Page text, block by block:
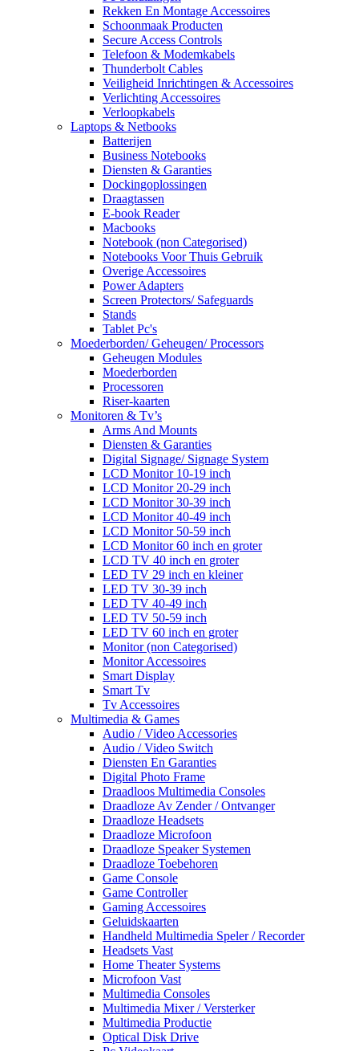
Rekken En Montage Accessoires
Schoonmaak Producten
Secure Access Controls
Telefoon & Modemkabels
Thunderbolt Cables
Veiligheid Inrichtingen & Accessoires
Verlichting Accessoires
Verloopkabels
Laptops & Netbooks
Batterijen
Business Notebooks
Diensten & Garanties
Dockingoplossingen
Draagtassen
E-book Reader
Macbooks
Notebook (non Categorised)
Notebooks Voor Thuis Gebruik
Overige Accessoires
Power Adapters
Screen Protectors/ Safeguards
Stands
Tablet Pc's
Moederborden/ Geheugen/ Processors
Geheugen Modules
Moederborden
Processoren
Riser-kaarten
Monitoren & Tv’s
Arms And Mounts
Diensten & Garanties
Digital Signage/ Signage System
LCD Monitor 10-19 inch
LCD Monitor 20-29 inch
LCD Monitor 30-39 inch
LCD Monitor 40-49 inch
LCD Monitor 50-59 inch
LCD Monitor 60 inch en groter
LCD TV 40 inch en groter
LED TV 29 inch en kleiner
LED TV 30-39 inch
LED TV 40-49 inch
LED TV 50-59 inch
LED TV 60 inch en groter
Monitor (non Categorised)
Monitor Accessoires
Smart Display
Smart Tv
Tv Accessoires
Multimedia & Games
Audio / Video Accessories
Audio / Video Switch
Diensten En Garanties
Digital Photo Frame
Draadloos Multimedia Consoles
Draadloze Av Zender / Ontvanger
Draadloze Headsets
Draadloze Microfoon
Draadloze Speaker Systemen
Draadloze Toebehoren
Game Console
Game Controller
Gaming Accessoires
Geluidskaarten
Handheld Multimedia Speler / Recorder
Headsets Vast
Home Theater Systems
Microfoon Vast
Multimedia Consoles
Multimedia Mixer / Versterker
Multimedia Productie
Optical Disk Drive